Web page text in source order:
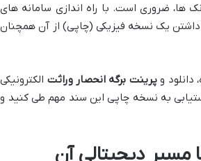
ها، ضروری است. با راه اندازی سامانه های
داشتن یک نسخه فیزیکی (چاپی) از آن همچنان
دانلود وپرینت برگه انحصار وراثت الکترونیکی
به نسخه چاپی این سند مهم طی کنید و
مسیر دیجیتالی آن